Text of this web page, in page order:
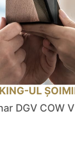
UL
DGV COW